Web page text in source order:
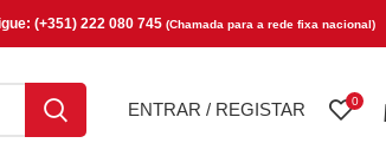
(+351) 222 080 745 (Chamada para a rede fixa nacional)
ENTRAR / REGISTAR 0